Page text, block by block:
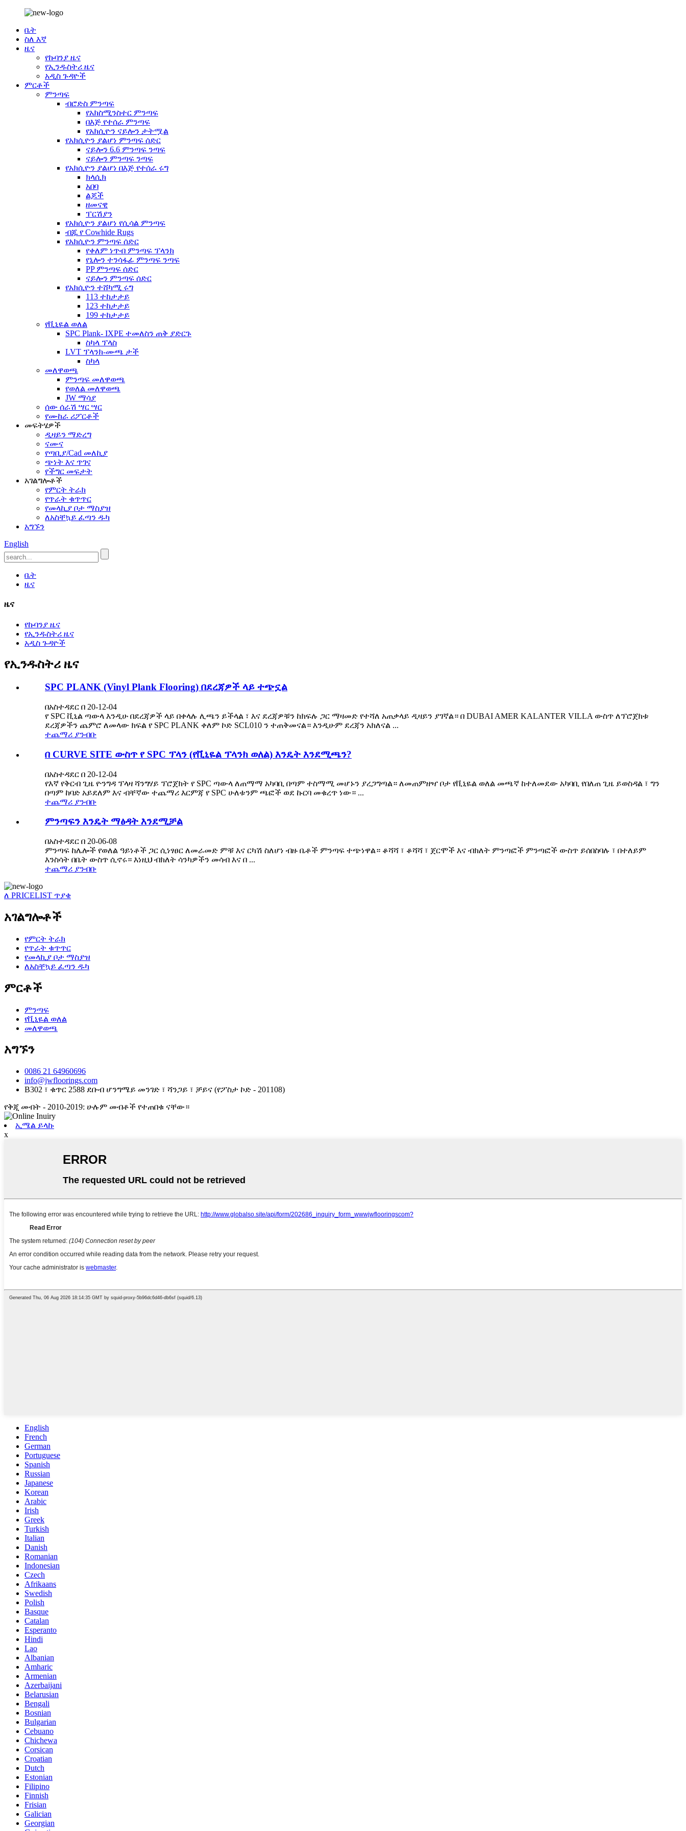
ቤት
ስለ እኛ
ዜና
የኩባንያ ዜና
የኢንዱስትሪ ዜና
አዲስ ጉዳዮች
ምርቶች
ምንጣፍ
ብሮድስ ምንጣፍ
የአክስሚንስተር ምንጣፍ
በእጅ የተሰራ ምንጣፍ
የአክሲዮን ናይሎን ታትሟል
የአክሲዮን ያልሆነ ምንጣፍ ሰድር
ናይሎን 6.6 ምንጣፍ ንጣፍ
ናይሎን ምንጣፍ ንጣፍ
የአክሲዮን ያልሆነ በእጅ የተሰራ ሩግ
ክላሲክ
አበባ
ልጆች
ዘመናዊ
ፐርሽያን
የአክሲዮን ያልሆነ የሲሳል ምንጣፍ
ብጁ የ Cowhide Rugs
የአክሲዮን ምንጣፍ ሰድር
የቀለም ነጥብ ምንጣፍ ፕላንክ
የኒሎን ተንሳፋፊ ምንጣፍ ንጣፍ
PP ምንጣፍ ሰድር
ናይሎን ምንጣፍ ሰድር
የአክሲዮን ተሸካሚ ሩግ
113 ተከታታይ
123 ተከታታይ
199 ተከታታይ
የቪኒዬል ወለል
SPC Plank- IXPE ተመለስን ጠቅ ያድርጉ
ስካላ ፕላስ
LVT ፕላንክ-ሙጫ ታች
ስካላ
መለዋወጫ
ምንጣፍ መለዋወጫ
የወለል መለዋወጫ
JW ማሳያ
ሰው ሰራሽ ሣር ሣር
የሙከራ ሪፖርቶች
መፍትሄዎች
ዲዛይን ማድረግ
ናሙና
የጣቢያ/Cad መለኪያ
ጭነት እና ጥገና
የችግር መፍታት
አገልግሎቶች
የምርት ትራክ
የጥራት ቁጥጥር
የመላኪያ ቦታ ማስያዝ
ለአስቸኳይ ፈጣን ዱካ
አግኙን
English
ቤት
ዜና
ዜና
የኩባንያ ዜና
የኢንዱስትሪ ዜና
አዲስ ጉዳዮች
የኢንዱስትሪ ዜና
SPC PLANK (Vinyl Plank Flooring) በደረጃዎች ላይ ተጭኗል
በአስተዳደር በ 20-12-04
የ SPC ቪኒል ጣውላ እንዲሁ በደረጃዎች ላይ በቀላሉ ሊጫን ይችላል ፣ እና ደረጃዎቹን ከክፍሉ ጋር ማዛመድ የተሻለ አጠቃላይ ዲዛይን ያገኛል። በ DUBAI AMER KALANTER VILLA ውስጥ ለፕሮጀክቱ
ደረጃዎችን ጨምሮ ለመላው ክፍል የ SPC PLANK ቀለም ኮድ SCL010 ን ተጠቅመናል። እንዲሁም ደረጃን አክለናል ...
ተጨማሪ ያንብቡ
በ CURVE SITE ውስጥ የ SPC ፕላን (የቪኒዬል ፕላንክ ወለል) እንዴት እንደሚጫን?
በአስተዳደር በ 20-12-04
የእኛ የቅርብ ጊዜ ዮንግዳ ፕላዛ ሻንግሃይ ፕሮጀክት የ SPC ጣውላ ለጠማማ አካባቢ በጣም ተስማሚ መሆኑን ያረጋግጣል። ለመጠምዘዣ ቦታ የቪኒዬል ወለል መጫኛ ከተለመደው አካባቢ የበለጠ ጊዜ ይወስዳል ፣ ግን
በጣም ከባድ አይደለም እና ብቸኛው ተጨማሪ እርምጃ የ SPC ሁለቱንም ጫፎች ወደ ኩርባ መቁረጥ ነው። ...
ተጨማሪ ያንብቡ
ምንጣፍን እንዴት ማፅዳት እንደሚቻል
በአስተዳደር በ 20-06-08
ምንጣፍ ከሌሎች የወለል ዓይነቶች ጋር ሲነፃፀር ለመራመድ ምቹ እና ርካሽ ስለሆነ ብዙ ቤቶች ምንጣፍ ተጭነዋል። ቆሻሻ ፣ ቆሻሻ ፣ ጀርሞች እና ብክለት ምንጣፎች ምንጣፎች ውስጥ ይሰበስባሉ ፣ በተለይም
እንስሳት በቤት ውስጥ ሲኖሩ። እነዚህ ብክለት ሳንካዎችን መሳብ እና በ ...
ተጨማሪ ያንብቡ
ለ PRICELIST ጥያቄ
አገልግሎቶች
የምርት ትራክ
የጥራት ቁጥጥር
የመላኪያ ቦታ ማስያዝ
ለአስቸኳይ ፈጣን ዱካ
ምርቶች
ምንጣፍ
የቪኒዬል ወለል
መለዋወጫ
አግኙን
0086 21 64960696
info@jwfloorings.com
B302 ፣ ቁጥር 2588 ደቡብ ሆንግሜይ መንገድ ፣ ሻንጋይ ፣ ቻይና (የፖስታ ኮድ - 201108)
የቅጂ መብት - 2010-2019: ሁሉም መብቶች የተጠበቁ ናቸው።
ኢሜል ይላኩ
x
English
French
German
Portuguese
Spanish
Russian
Japanese
Korean
Arabic
Irish
Greek
Turkish
Italian
Danish
Romanian
Indonesian
Czech
Afrikaans
Swedish
Polish
Basque
Catalan
Esperanto
Hindi
Lao
Albanian
Amharic
Armenian
Azerbaijani
Belarusian
Bengali
Bosnian
Bulgarian
Cebuano
Chichewa
Corsican
Croatian
Dutch
Estonian
Filipino
Finnish
Frisian
Galician
Georgian